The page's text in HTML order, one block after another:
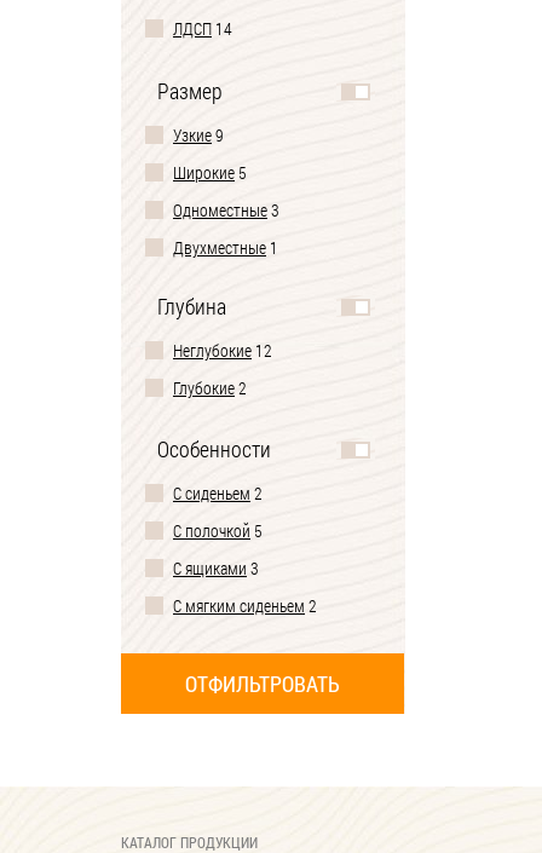
ЛДСП 14
Размер
Узкие9
Широкие 5
Одноместные3
Двухместные 1
Глубина
Неглубокие 12
Глубокие2
Особенности
С сиденьем 2
С полочкой 5
С ящиками 3
С мягким сиденьем 2
КАТАЛОГ ПРОДУКЦИИ